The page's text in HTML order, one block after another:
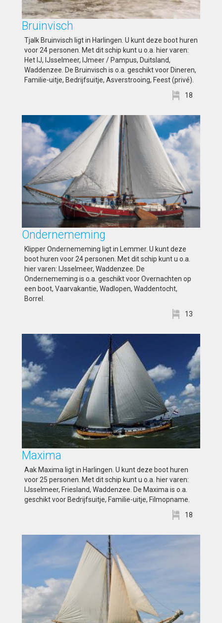
Bruinvisch
Tjalk Bruinvisch ligt in Harlingen. U kunt deze boot huren
voor 24 personen. Met dit schip kunt u o.a. hier varen:
Het IJ, IJsselmeer, IJmeer / Pampus, Duitsland,
Waddenzee. De Bruinvisch is o.a. geschikt voor Dineren,
Familie-uitje, Bedrijfsuitje, Asverstrooing, Feest (privé).
18
Ondernememing
Klipper Ondernememing ligt in Lemmer. U kunt deze
boot huren voor 24 personen. Met dit schip kunt u o.a.
hier varen: IJsselmeer, Waddenzee. De
Ondernememing is o.a. geschikt voor Overnachten op
een boot, Vaarvakantie, Wadlopen, Waddentocht,
Borrel.
13
Maxima
Aak Maxima ligt in Harlingen. U kunt deze boot huren
voor 25 personen. Met dit schip kunt u o.a. hier varen:
IJsselmeer, Friesland, Waddenzee. De Maxima is o.a.
geschikt voor Bedrijfsuitje, Familie-uitje, Filmopname.
18